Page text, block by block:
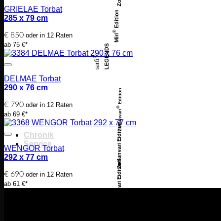
Miri
®
Edition
sarfi
® LEGENDS
Zollanvari
®
Edition
Zollanvari Eidition
Zollanvari Eidition
Chronik
Service
GRIELAE Torbat
285 x 79 cm
€ 850 oder in 12 Raten
ab 75 €*
DELMAE Torbat
290 x 76 cm
€ 790 oder in 12 Raten
ab 69 €*
WENGOR Torbat
292 x 77 cm
€ 690 oder in 12 Raten
ab 61 €*